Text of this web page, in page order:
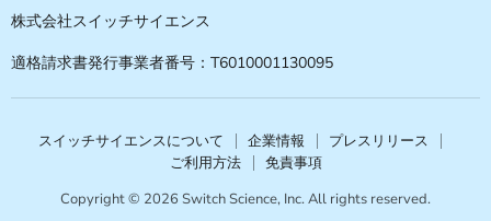
株式会社スイッチサイエンス
適格請求書発行事業者番号：T6010001130095
スイッチサイエンスについて 企業情報
プレスリリース
ご利用方法
免責事項
Copyright © 2026 Switch Science, Inc. All rights reserved.